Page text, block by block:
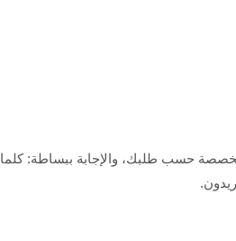
حسب طلبك، والإجابة ببساطة: كلما